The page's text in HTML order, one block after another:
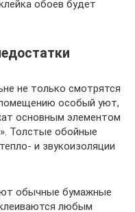
обоев будет
не только смотрятся
особый уют,
основным элементом
Толстые обойные
и звукоизоляции
обычные бумажные
любым